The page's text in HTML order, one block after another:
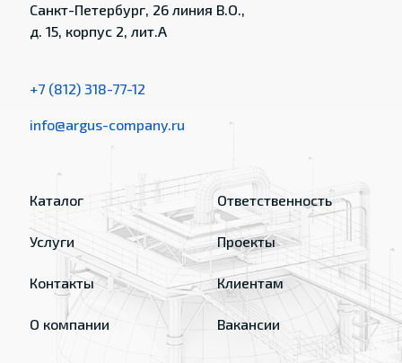
Санкт-Петербург, 26 линия В.О.,
д. 15, корпус 2, лит.А
+7 (812) 318-77-12
info@argus-company.ru
Каталог
Услуги
Контакты
О компании
Ответственность
Проекты
Клиентам
Вакансии